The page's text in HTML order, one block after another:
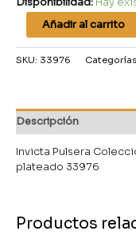
Disponibilidad: Hay
Añadir al carrito
SKU: 33976
Descripción
Invicta Pulsera
plateado 33976
Productos